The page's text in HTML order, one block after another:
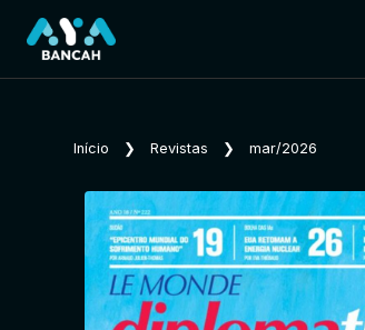
Início ❯ Revistas ❯ mar/2026